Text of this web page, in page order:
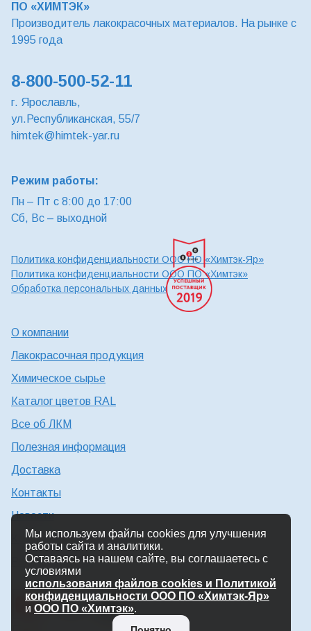
ПО «ХИМТЭК»
Производитель лакокрасочных материалов. На рынке с
1995 года
8-800-500-52-11
г. Ярославль,
ул.Республиканская, 55/7
himtek@himtek-yar.ru
Режим работы:
Пн – Пт с 8:00 до 17:00
Сб, Вс – выходной
Политика конфиденциальности ООО ПО «Химтэк-Яр»
Политика конфиденциальности ООО ПО «Химтэк»
Обработка персональных данных
О компании
Лакокрасочная продукция
Химическое сырье
Каталог цветов RAL
Все об ЛКМ
Полезная информация
Доставка
Контакты
Новости
Консультация технолога
Работа в Химтэк
Мы используем файлы cookies для улучшения
работы сайта и аналитики.
Оставаясь на нашем сайте, вы соглашаетесь с
условиями
использования файлов cookies и Политикой
конфиденциальности ООО ПО «Химтэк-Яр»
и ООО ПО «Химтэк».